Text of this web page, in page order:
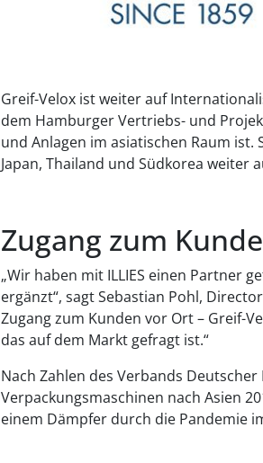
Greif-Velox ist weiter auf
dem Hamburger Vertriebs- und
und Anlagen im asiatischen Raum
Japan, Thailand und Südkorea weiter
Zugang zum
„Wir haben mit ILLIES einen Partner
ergänzt“, sagt Sebastian Pohl,
Zugang zum Kunden vor Ort – Greif-
das auf dem Markt gefragt ist.“
Nach Zahlen des Verbands
Verpackungsmaschinen nach Asien
einem Dämpfer durch die Pandemie